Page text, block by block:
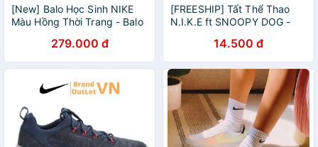
[New] Balo Học Sinh NIKE
Màu Hồng Thời Trang - Balo
Đựng Laptop - Hàng Việt
Nam Xuất Khẩu
279.000 đ
[FREESHIP] Tất Thể Thao
N.I.K.E ft SNOOPY DOG -
14.500 đ